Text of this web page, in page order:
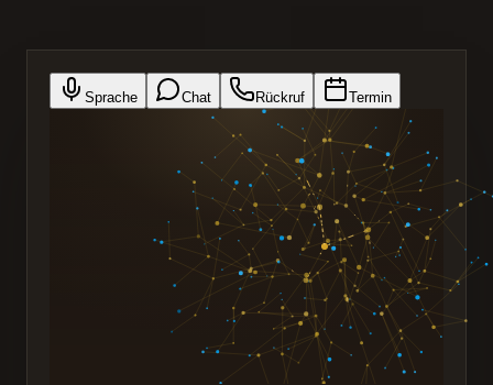
Sprache Chat Rückruf Termin